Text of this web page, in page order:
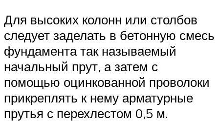
Для высоких колонн или столбов
следует заделать в бетонную смесь
фундамента так называемый
начальный прут, а затем с
помощью оцинкованной проволоки
прикреплять к нему арматурные
прутья с перехлестом 0,5 м.